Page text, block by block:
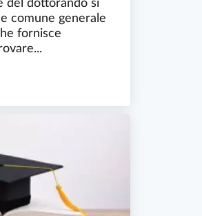
del dottorando si
comune generale
fornisce
OCCUPAZIONALI E PROFESSIONALI